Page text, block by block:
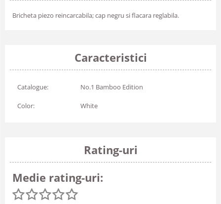
Bricheta piezo reincarcabila; cap negru si flacara reglabila.
Caracteristici
Catalogue: No.1 Bamboo Edition
Color: White
Rating-uri
Medie rating-uri: